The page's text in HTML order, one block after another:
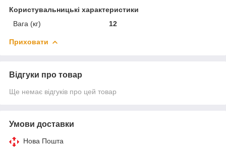
Користувальницькі характеристики
Вага (кг)
12
Приховати
Відгуки про товар
Ще немає відгуків про цей товар
Умови доставки
Нова Пошта